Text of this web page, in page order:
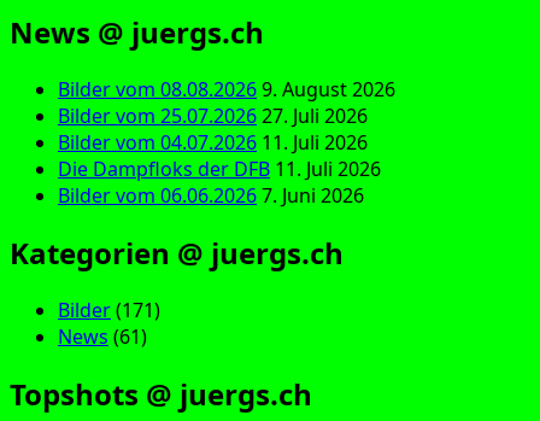
News @ juergs.ch
Bilder vom 08.08.20269. August 2026
Bilder vom 25.07.202627. Juli 2026
Bilder vom 04.07.2026 11. Juli 2026
Die Dampfloks der DFB 11. Juli 2026
Bilder vom 06.06.20267. Juni 2026
Kategorien @ juergs.ch
Bilder(171)
News (61)
Topshots @ juergs.ch